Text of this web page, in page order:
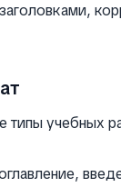
типы учебных